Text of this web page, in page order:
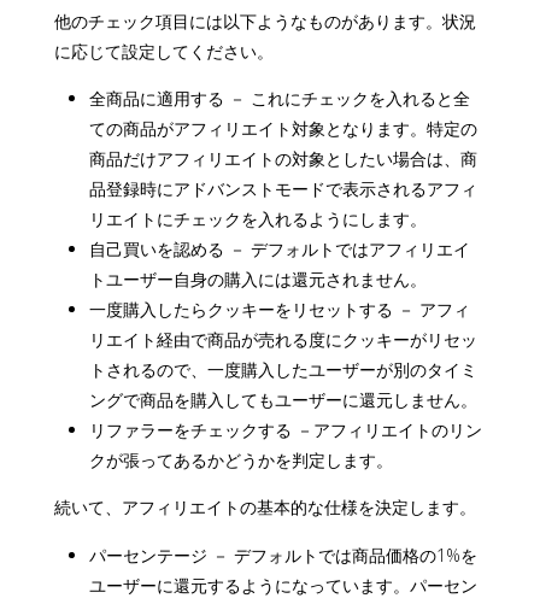
他のチェック項目には以下ようなものがあります。状況
に応じて設定してください。
全商品に適用する － これにチェックを入れると全
ての商品がアフィリエイト対象となります。特定の
商品だけアフィリエイトの対象としたい場合は、商
品登録時にアドバンストモードで表示されるアフィ
リエイトにチェックを入れるようにします。
自己買いを認める － デフォルトではアフィリエイ
トユーザー自身の購入には還元されません。
一度購入したらクッキーをリセットする － アフィ
リエイト経由で商品が売れる度にクッキーがリセッ
トされるので、一度購入したユーザーが別のタイミ
ングで商品を購入してもユーザーに還元しません。
リファラーをチェックする －アフィリエイトのリン
クが張ってあるかどうかを判定します。
続いて、アフィリエイトの基本的な仕様を決定します。
パーセンテージ － デフォルトでは商品価格の1%を
ユーザーに還元するようになっています。パーセン